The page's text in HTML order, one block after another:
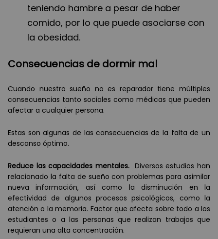
teniendo hambre a pesar de haber
comido, por lo que puede asociarse con
la obesidad.
Consecuencias de dormir mal
Cuando nuestro sueño no es reparador tiene múltiples
consecuencias tanto sociales como médicas que pueden
afectar a cualquier persona.
Estas son algunas de las consecuencias de la falta de un
descanso óptimo.
Reduce las capacidades mentales.Diversos estudios han
relacionado la falta de sueño con problemas para asimilar
nueva información, así como la disminución en la
efectividad de algunos procesos psicológicos, como la
atención o la memoria. Factor que afecta sobre todo a los
estudiantes o a las personas que realizan trabajos que
requieran una alta concentración.